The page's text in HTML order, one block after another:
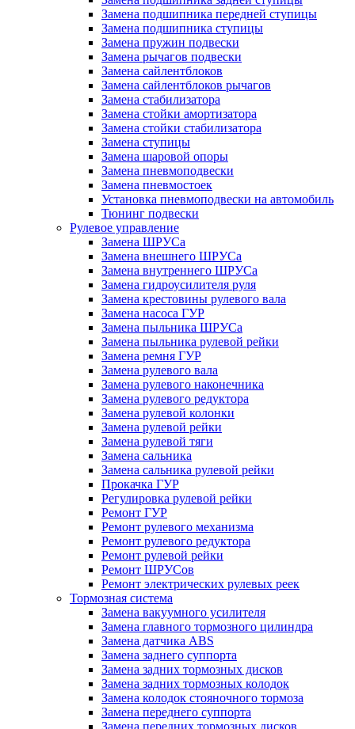
Замена подшипника передней ступицы
Замена подшипника ступицы
Замена пружин подвески
Замена рычагов подвески
Замена сайлентблоков
Замена сайлентблоков рычагов
Замена стабилизатора
Замена стойки амортизатора
Замена стойки стабилизатора
Замена ступицы
Замена шаровой опоры
Замена пневмоподвески
Замена пневмостоек
Установка пневмоподвески на автомобиль
Тюнинг подвески
Рулевое управление
Замена ШРУСа
Замена внешнего ШРУСа
Замена внутреннего ШРУСа
Замена гидроусилителя руля
Замена крестовины рулевого вала
Замена насоса ГУР
Замена пыльника ШРУСа
Замена пыльника рулевой рейки
Замена ремня ГУР
Замена рулевого вала
Замена рулевого наконечника
Замена рулевого редуктора
Замена рулевой колонки
Замена рулевой рейки
Замена рулевой тяги
Замена сальника
Замена сальника рулевой рейки
Прокачка ГУР
Регулировка рулевой рейки
Ремонт ГУР
Ремонт рулевого механизма
Ремонт рулевого редуктора
Ремонт рулевой рейки
Ремонт ШРУСов
Ремонт электрических рулевых реек
Тормозная система
Замена вакуумного усилителя
Замена главного тормозного цилиндра
Замена датчика ABS
Замена заднего суппорта
Замена задних тормозных дисков
Замена задних тормозных колодок
Замена колодок стояночного тормоза
Замена переднего суппорта